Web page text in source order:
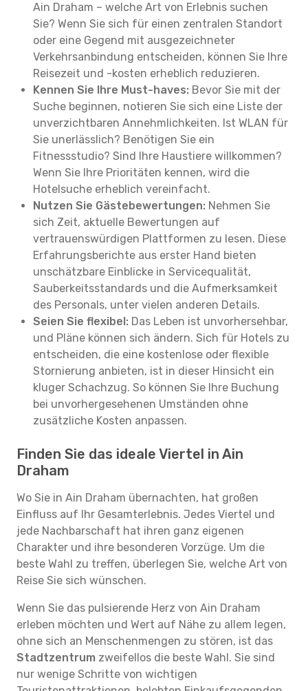
Ain Draham – welche Art von Erlebnis suchen
Sie? Wenn Sie sich für einen zentralen Standort
oder eine Gegend mit ausgezeichneter
Verkehrsanbindung entscheiden, können Sie Ihre
Reisezeit und -kosten erheblich reduzieren.
Kennen Sie Ihre Must-haves: Bevor Sie mit der
Suche beginnen, notieren Sie sich eine Liste der
unverzichtbaren Annehmlichkeiten. Ist WLAN für
Sie unerlässlich? Benötigen Sie ein
Fitnessstudio? Sind Ihre Haustiere willkommen?
Wenn Sie Ihre Prioritäten kennen, wird die
Hotelsuche erheblich vereinfacht.
Nutzen Sie Gästebewertungen: Nehmen Sie
sich Zeit, aktuelle Bewertungen auf
vertrauenswürdigen Plattformen zu lesen. Diese
Erfahrungsberichte aus erster Hand bieten
unschätzbare Einblicke in Servicequalität,
Sauberkeitsstandards und die Aufmerksamkeit
des Personals, unter vielen anderen Details.
Seien Sie flexibel: Das Leben ist unvorhersehbar,
und Pläne können sich ändern. Sich für Hotels zu
entscheiden, die eine kostenlose oder flexible
Stornierung anbieten, ist in dieser Hinsicht ein
kluger Schachzug. So können Sie Ihre Buchung
bei unvorhergesehenen Umständen ohne
zusätzliche Kosten anpassen.
Finden Sie das ideale Viertel in Ain
Draham
Wo Sie in Ain Draham übernachten, hat großen
Einfluss auf Ihr Gesamterlebnis. Jedes Viertel und
jede Nachbarschaft hat ihren ganz eigenen
Charakter und ihre besonderen Vorzüge. Um die
beste Wahl zu treffen, überlegen Sie, welche Art von
Reise Sie sich wünschen.
Wenn Sie das pulsierende Herz von Ain Draham
erleben möchten und Wert auf Nähe zu allem legen,
ohne sich an Menschenmengen zu stören, ist das
Stadtzentrum zweifellos die beste Wahl. Sie sind
nur wenige Schritte von wichtigen